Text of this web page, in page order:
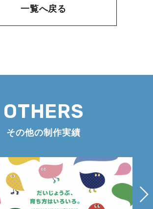
一覧へ戻る
OTHERS
その他の制作実績